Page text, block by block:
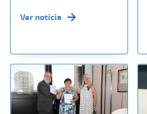
Ver noticia